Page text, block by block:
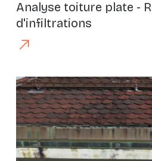
Analyse toiture plate -
d'infiltrations